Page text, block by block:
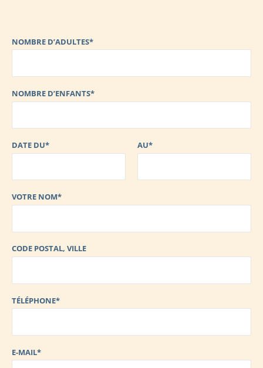
NOMBRE D’ADULTES*
NOMBRE D’ENFANTS*
DATE DU* AU*
VOTRE NOM*
CODE POSTAL, VILLE
TÉLÉPHONE*
E-MAIL*